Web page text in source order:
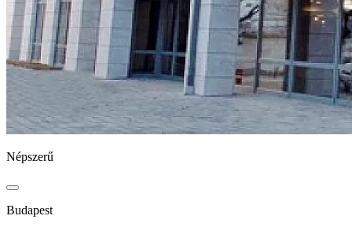
Népszerű
Budapest